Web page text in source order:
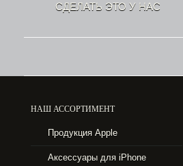
43990 р.
СДЕЛАТЬ ЭТО У НАС
НАШ АССОРТИМЕНТ
Продукция Apple
Аксессуары для iPhone